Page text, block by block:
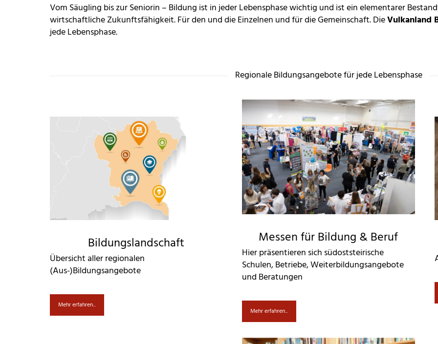
Vom Säugling bis zur Seniorin – Bildung ist in jeder Lebensphase wichtig und ist ein elementarer
wirtschaftliche Zukunftsfähigkeit. Für den und die Einzelnen und für die Gemeinschaft. DieVulkanland
jede Lebensphase.
Regionale Bildungsangebote für jede Lebensphase
Bildungslandschaft
Übersicht aller regionalen
(Aus-)Bildungsangebote
Mehr erfahren...
Messen für Bildung & Beruf
Hier präsentieren sich südoststeirische
Schulen, Betriebe, Weiterbildungsangebote
und Beratungen
Mehr erfahren...